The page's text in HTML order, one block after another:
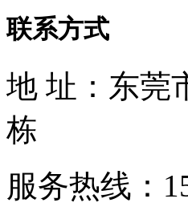
联系方式
地 址：东莞
栋
服务热线：